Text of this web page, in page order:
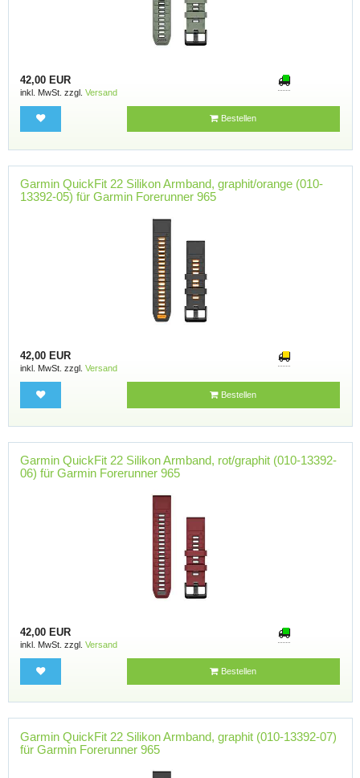
42,00 EUR
inkl. MwSt. zzgl. Versand
Bestellen
Garmin QuickFit 22 Silikon Armband, graphit/orange (010-
13392-05) für Garmin Forerunner 965
42,00 EUR
inkl. MwSt. zzgl. Versand
Bestellen
Garmin QuickFit 22 Silikon Armband, rot/graphit (010-13392-
06) für Garmin Forerunner 965
42,00 EUR
inkl. MwSt. zzgl. Versand
Bestellen
Garmin QuickFit 22 Silikon Armband, graphit (010-13392-07)
für Garmin Forerunner 965